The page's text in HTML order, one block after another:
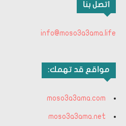
اتصل بنا
info@moso3a3ama.life
مواقع قد تهمك:
moso3a3ama.com
moso3a3ama.net